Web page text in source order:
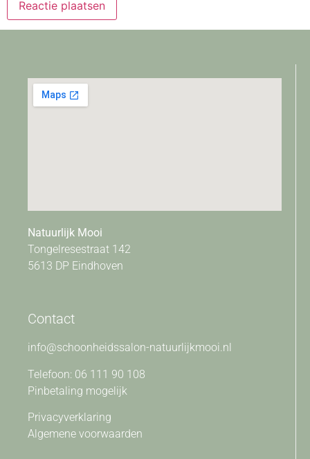
Natuurlijk Mooi
Tongelresestraat 142
5613 DP Eindhoven
Contact
info@schoonheidssalon-natuurlijkmooi.nl
Telefoon: 06 111 90 108
Pinbetaling mogelijk
Privacyverklaring
Algemene voorwaarden